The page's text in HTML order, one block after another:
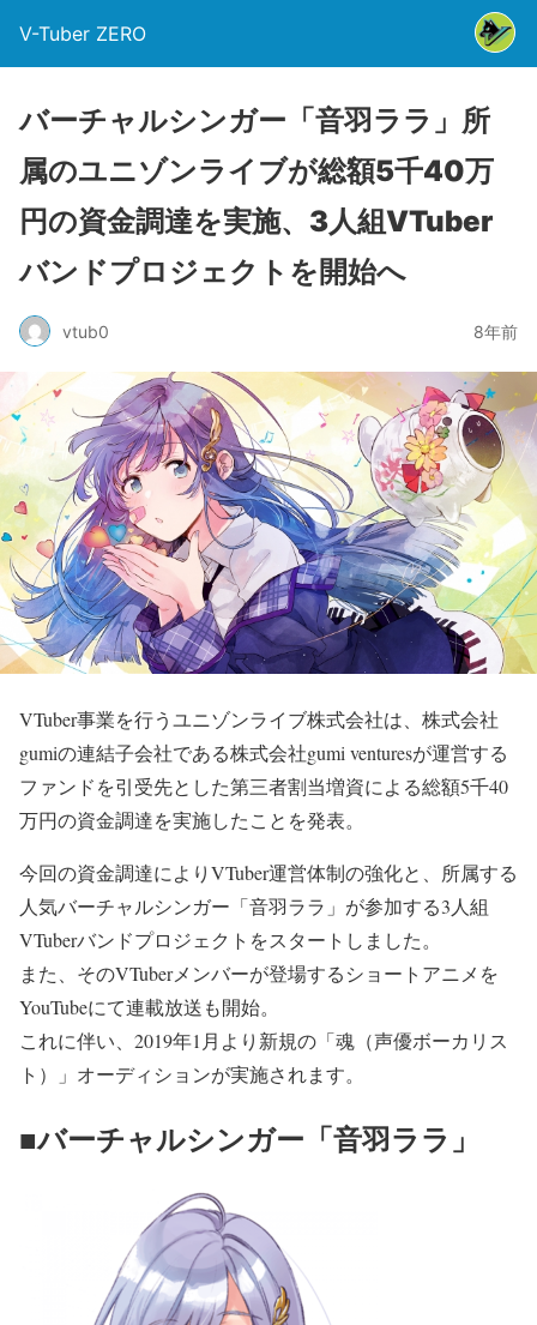
V-Tuber ZERO
バーチャルシンガー「音羽ララ」所
属のユニゾンライブが総額5千40万
円の資金調達を実施、3人組VTuber
バンドプロジェクトを開始へ
vtub0 8年前
VTuber事業を行うユニゾンライブ株式会社は、株式会社
gumiの連結子会社である株式会社gumi venturesが運営する
ファンドを引受先とした第三者割当増資による総額5千40
万円の資金調達を実施したことを発表。
今回の資金調達によりVTuber運営体制の強化と、所属する
人気バーチャルシンガー「音羽ララ」が参加する3人組
VTuberバンドプロジェクトをスタートしました。
また、そのVTuberメンバーが登場するショートアニメを
YouTubeにて連載放送も開始。
これに伴い、2019年1月より新規の「魂（声優ボーカリス
ト）」オーディションが実施されます。
■バーチャルシンガー「音羽ララ」